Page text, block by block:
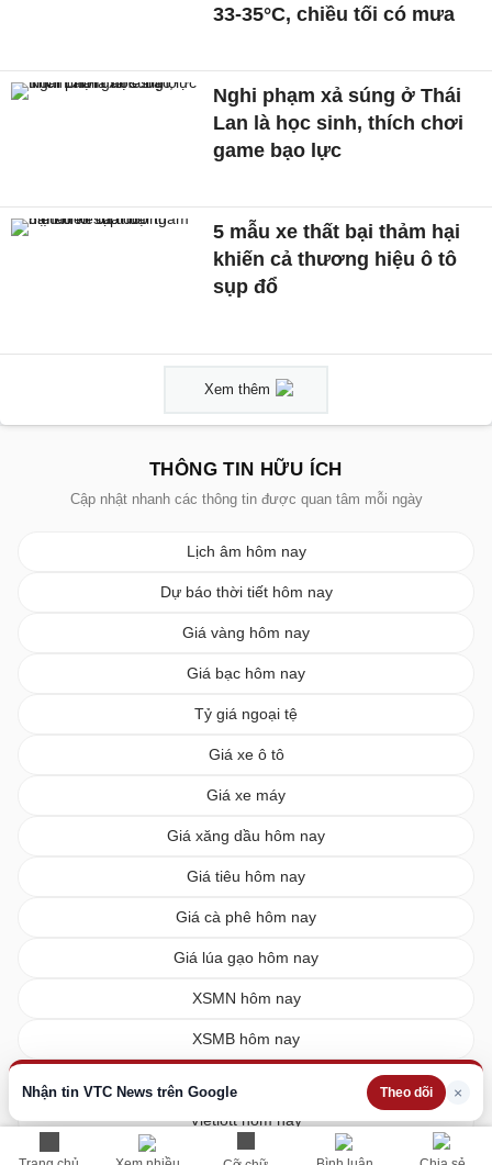
Nhận tin VTC News trên Google Theo dõi ×
33-35°C, chiều tối có mưa
Nghi phạm xả súng ở Thái
Lan là học sinh, thích chơi
game bạo lực
5 mẫu xe thất bại thảm hại
khiến cả thương hiệu ô tô
sụp đổ
Xem thêm
THÔNG TIN HỮU ÍCH
Cập nhật nhanh các thông tin được quan tâm mỗi ngày
Lịch âm hôm nay
Dự báo thời tiết hôm nay
Giá vàng hôm nay
Giá bạc hôm nay
Tỷ giá ngoại tệ
Giá xe ô tô
Giá xe máy
Giá xăng dầu hôm nay
Giá tiêu hôm nay
Giá cà phê hôm nay
Giá lúa gạo hôm nay
XSMN hôm nay
XSMB hôm nay
Vietlott hôm nay